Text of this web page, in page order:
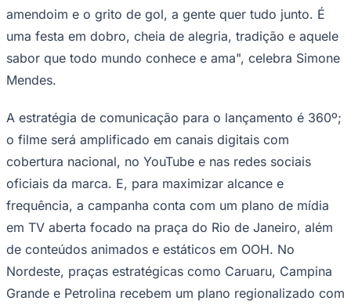
Corinthians
Assinado pela agência DAVID, o filme apresenta a
celebração em um cenário que mistura elementos típicos
do arraiá às cores nacionais. Simone interage com as
novidades da marca, como a pipoca de micro-ondas
sabor churrasco e os novos amendoins cebola & ervas e
costelinha com limão.
"Unir o nosso São João com a vibração desse momento
festivo é algo que só a Yoki poderia fazer com tanta
verdade. Eu me diverti demais gravando essa